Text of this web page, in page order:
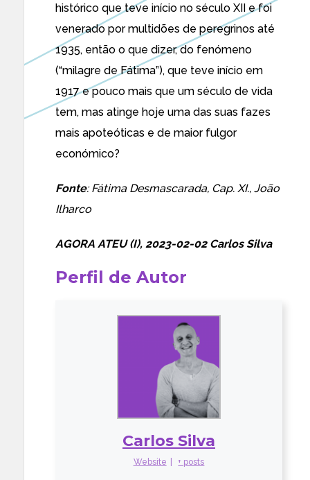
histórico que teve início no século XII e foi
venerado por multidões de peregrinos até
1935, então o que dizer, do fenómeno
(“milagre de Fátima”), que teve início em
1917 e pouco mais que um século de vida
tem, mas atinge hoje uma das suas fazes
mais apoteóticas e de maior fulgor
económico?
Fonte: Fátima Desmascarada, Cap. XI., João
Ilharco
AGORA ATEU (I), 2023-02-02 Carlos Silva
Perfil de Autor
Carlos Silva
Website + posts